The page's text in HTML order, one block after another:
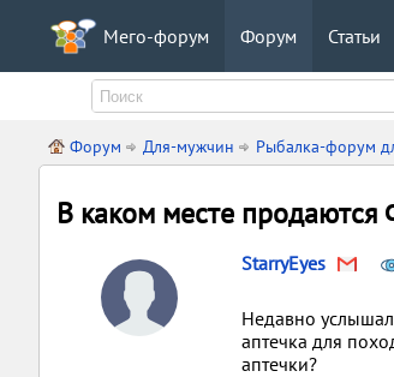
Мего-форум Форум Статьи
Форум Для-мужчин Рыбалка-форум
В каком месте продаются
StarryEyes
Недавно
аптечка для
аптечки?